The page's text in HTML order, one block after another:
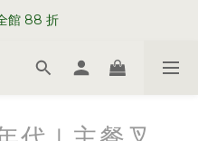
PARIS
館 88 折
PARIS